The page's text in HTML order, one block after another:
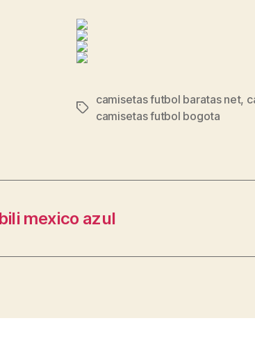
Etiquetas
camisetas futbol baratas net,
camisetas futbol bogota
mexico azul